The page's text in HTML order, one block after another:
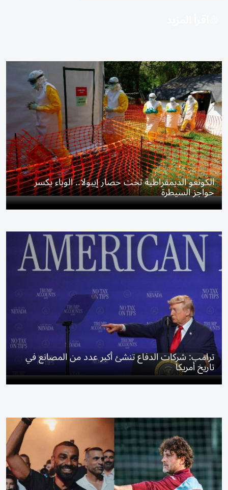
الكونغو الديمقراطية تحت حصار إيبولا.. الوباء يكسر
حواجز السيطرة
ترامب: شركات الدفاع تنشئ أكبر عدد من المصانع في
تاريخ أمريكا